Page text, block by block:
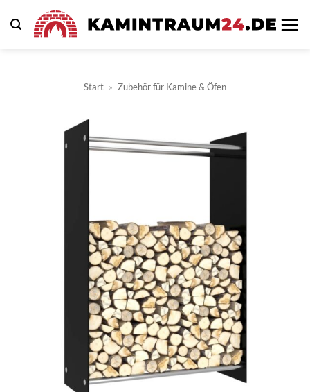
Inhalt
Start » Zubehör für Kamine & Öfen